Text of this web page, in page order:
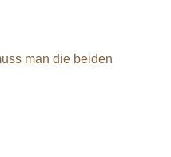
man die beiden